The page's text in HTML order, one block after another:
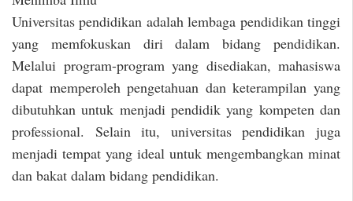
Universitas pendidikan adalah lembaga pendidikan tinggi
yang memfokuskan diri dalam bidang pendidikan.
Melalui program-program yang disediakan, mahasiswa
dapat memperoleh pengetahuan dan keterampilan yang
dibutuhkan untuk menjadi pendidik yang kompeten dan
professional. Selain itu, universitas pendidikan juga
menjadi tempat yang ideal untuk mengembangkan minat
dan bakat dalam bidang pendidikan.